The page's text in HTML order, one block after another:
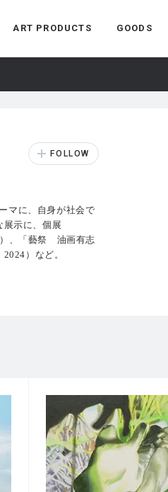
ART PRODUCTS GOODS
マに、自身が社会で
展示に、個展
）、「藝祭 油画有志
）など。